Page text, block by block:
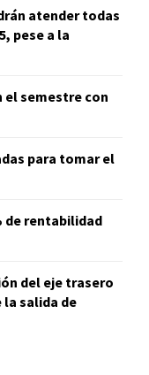
atender todas
pese a la
el semestre con
para tomar el
de rentabilidad
del eje trasero
la salida de